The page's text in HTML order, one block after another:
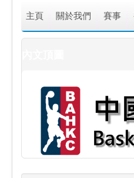
主頁 關於我們 賽事